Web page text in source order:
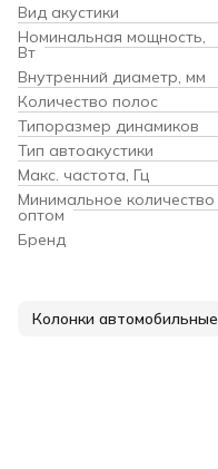
Вид акустики
Номинальная мощность,
Вт
Внутренний диаметр, мм
Количество полос
Типоразмер динамиков
Тип автоакустики
Макс. частота, Гц
Минимальное количество
оптом
Бренд
Колонки автомобильные